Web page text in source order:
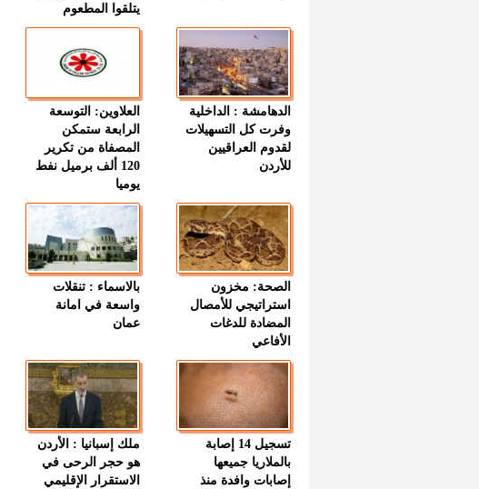
يتلقوا المطعوم
الدهامشة : الداخلية
وفرت كل التسهيلات
لقدوم العراقيين
للأردن
العلاوين: التوسعة
الرابعة ستمكن
المصفاة من تكرير
120 ألف برميل نفط
يوميا
الصحة: مخزون
استراتيجي للأمصال
المضادة للدغات
الأفاعي
بالاسماء : تنقلات
واسعة في امانة
عمان
تسجيل 14 إصابة
بالملاريا جميعها
إصابات وافدة منذ
ملك إسبانيا : الأردن
هو حجر الرحى في
الاستقرار الإقليمي